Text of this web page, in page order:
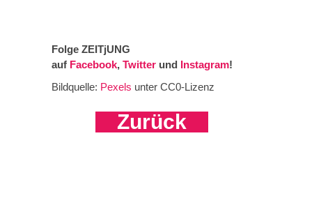
Folge ZEITjUNG
auf Facebook, Twitter und Instagram!
Bildquelle: Pexels unter CC0-Lizenz
Zurück